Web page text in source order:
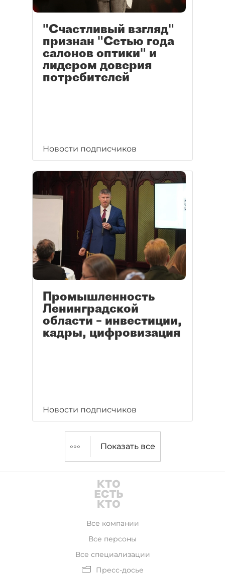
"Счастливый взгляд"
признан "Сетью года
салонов оптики" и
лидером доверия
потребителей
Новости подписчиков
Промышленность
Ленинградской
области – инвестиции,
кадры, цифровизация
Новости подписчиков
Показать все
Все компании
Все персоны
Все специализации
Пресс-досье